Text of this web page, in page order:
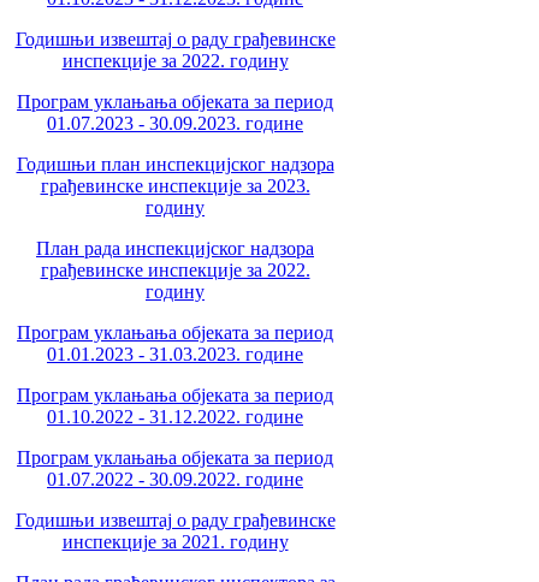
Годишњи извештај о раду грађевинске
инспекције за 2022. годину
Програм уклањања објеката за период
01.07.2023 - 30.09.2023. године
Годишњи план инспекцијског надзора
грађевинске инспекције за 2023.
годину
План рада инспекцијског надзора
грађевинске инспекције за 2022.
годину
Програм уклањања објеката за период
01.01.2023 - 31.03.2023. године
Програм уклањања објеката за период
01.10.2022 - 31.12.2022. године
Програм уклањања објеката за период
01.07.2022 - 30.09.2022. године
Годишњи извештај о раду грађевинске
инспекције за 2021. годину